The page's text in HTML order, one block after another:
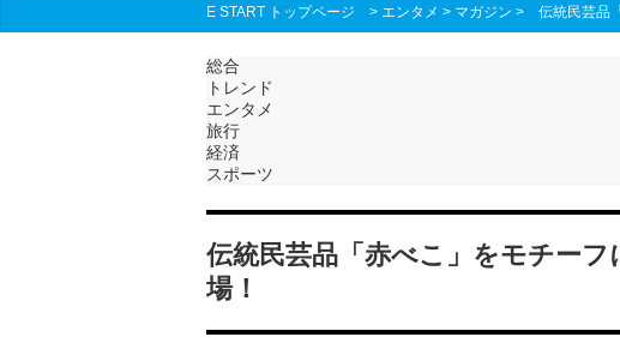
E START トップページ > エンタメ > マガジン > 伝統民芸品
総合
トレンド
エンタメ
旅行
経済
スポーツ
伝統民芸品「赤べこ」をモチー
場！